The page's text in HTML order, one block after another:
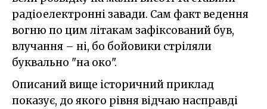
радіоелектронні завади. Сам факт ведення
вогню по цим літакам зафіксований був,
влучання – ні, бо бойовики стріляли
буквально "на око".
Описаний вище історичний приклад
показує, до якого рівня відчаю насправді